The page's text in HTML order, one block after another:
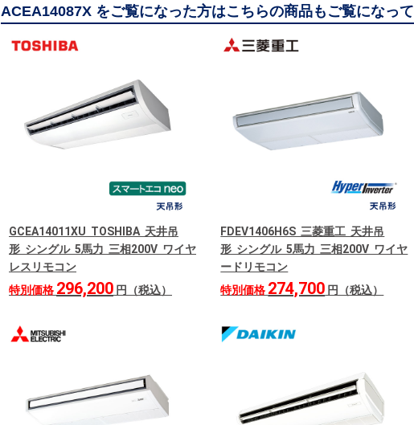
ACEA14087X をご覧になった方はこちらの商品もご覧になっ
GCEA14011XU TOSHIBA 天井吊
形 シングル 5馬力 三相200V ワイヤ
レスリモコン
特別価格 296,200 円（税込）
FDEV1406H6S 三菱重工 天井吊
形 シングル 5馬力 三相200V ワイヤ
ードリモコン
特別価格 274,700 円（税込）